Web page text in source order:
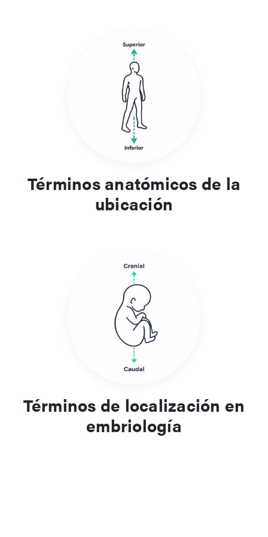
Términos anatómicos de la
ubicación
Términos de localización en
embriología